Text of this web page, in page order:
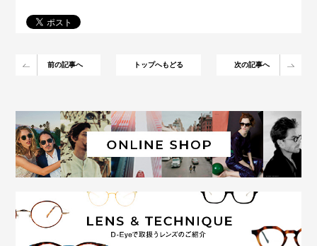
前の記事へ トップへもどる 次の記事へ